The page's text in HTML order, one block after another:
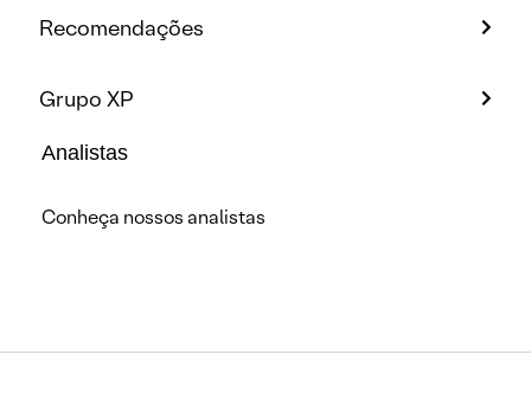
Recomendações
Grupo XP
Analistas
Conheça nossos analistas